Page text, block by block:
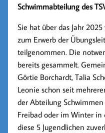
Schwimmabteilung des
Sie hat über das Jahr
zum Erwerb der
teilgenommen. Die
bereits gesammelt.
Görtie Borchardt, Talia
Leonie schon seit
der Abteilung
Freibad oder im Winter in
diese 5 Jugendlichen